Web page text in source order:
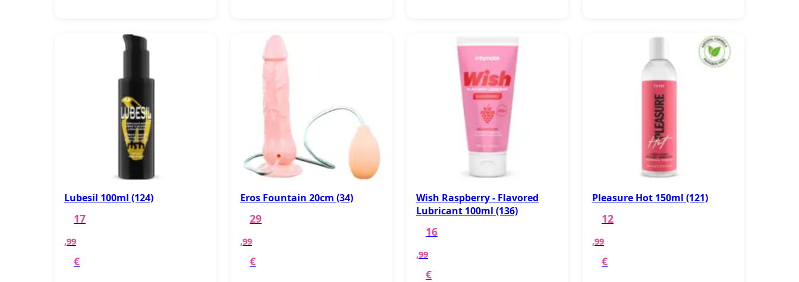
Lubesil 100ml (124)
17
,99
€
Eros Fountain 20cm (34)
29
,99
€
Wish Raspberry - Flavored
Lubricant 100ml (136)
16
,99
€
Pleasure Hot 150ml (121)
12
,99
€